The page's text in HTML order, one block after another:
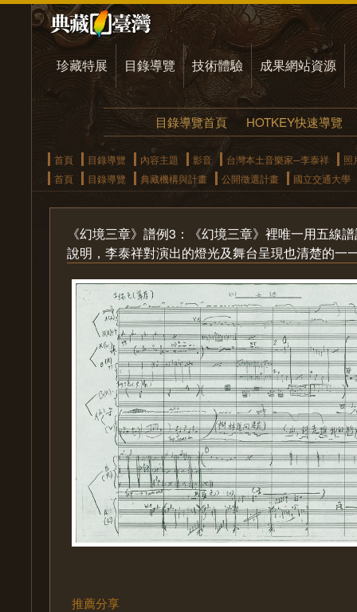
珍藏特展 目錄導覽 技術體驗 成果網站資源
目錄導覽首頁 HOTKEY快速導覽
首頁 目錄導覽 內容主題 影音 台灣本土音樂家─李泰祥
照
首頁
目錄導覽 典藏機構與計畫 公開徵選計畫 國立交通大學
《幻境三章》譜例3：《幻境三章》裡唯一用五線
說明，李泰祥對演出的燈光及舞台呈現也清楚的一
推薦分享